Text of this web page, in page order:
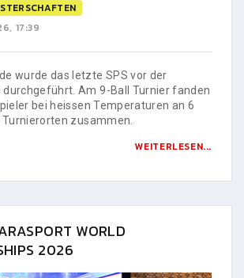
17:39
wurde das letzte SPS vor der
Am 9-Ball Turnier fanden
bei heissen Temperaturen an 6
zusammen.
WEITERLESEN...
WORLD
2026